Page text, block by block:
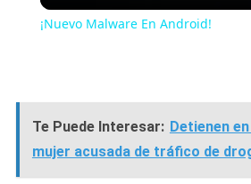
¡Nuevo Malware En Android!
Te Puede Interesar: Detienen
mujer acusada de tráfico de